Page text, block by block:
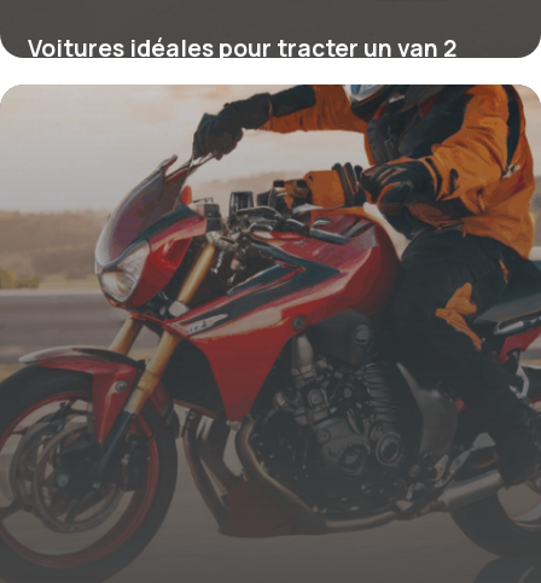
Voitures idéales pour tracter un van 2
places : conseils d’expert et critères